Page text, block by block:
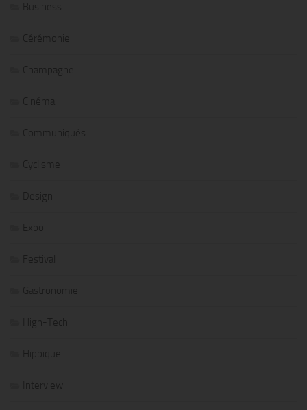
Business
Cérémonie
Champagne
Cinéma
Communiqués
Cyclisme
Design
Expo
Festival
Gastronomie
High-Tech
Hippique
Interview